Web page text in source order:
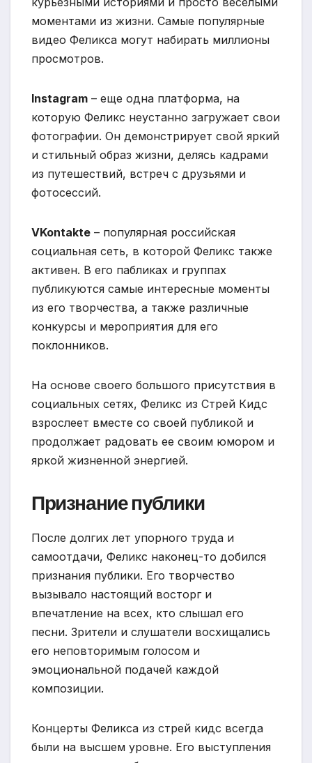
моментами из жизни. Самые популярные
видео Феликса могут набирать миллионы
просмотров.
Instagram – еще одна платформа, на
которую Феликс неустанно загружает свои
фотографии. Он демонстрирует свой яркий
и стильный образ жизни, делясь кадрами
из путешествий, встреч с друзьями и
фотосессий.
VKontakte – популярная российская
социальная сеть, в которой Феликс также
активен. В его пабликах и группах
публикуются самые интересные моменты
из его творчества, а также различные
конкурсы и мероприятия для его
поклонников.
На основе своего большого присутствия в
социальных сетях, Феликс из Стрей Кидс
взрослеет вместе со своей публикой и
продолжает радовать ее своим юмором и
яркой жизненной энергией.
Признание публики
После долгих лет упорного труда и
самоотдачи, Феликс наконец-то добился
признания публики. Его творчество
вызывало настоящий восторг и
впечатление на всех, кто слышал его
песни. Зрители и слушатели восхищались
его неповторимым голосом и
эмоциональной подачей каждой
композиции.
Концерты Феликса из стрей кидс всегда
были на высшем уровне. Его выступления